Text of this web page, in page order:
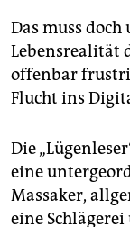
Das muss
Lebensrealität
offenbar
Flucht ins
Die
eine
Massaker,
eine